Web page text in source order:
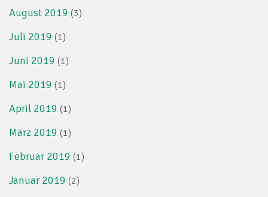
August 2019 (3)
Juli 2019 (1)
Juni 2019 (1)
Mai 2019 (1)
April 2019 (1)
März 2019 (1)
Februar 2019 (1)
Januar 2019 (2)